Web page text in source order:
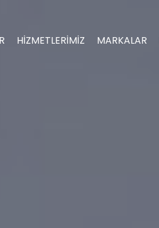
HİZMETLERİMİZ MARKALAR